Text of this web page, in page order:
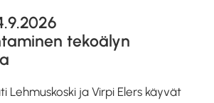
tekoälyn
Lehmuskoski ja Virpi Elers käyvät